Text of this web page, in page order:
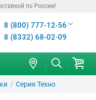
по России!
8 (800) 777-12-56
8 (8332) 68-02-09
Серия Техно